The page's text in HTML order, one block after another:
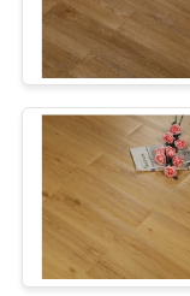
ET
SITE
HARITASI
GIZLILIK